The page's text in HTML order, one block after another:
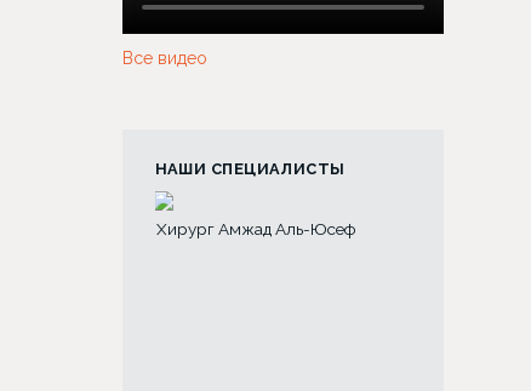
Все видео
НАШИ СПЕЦИАЛИСТЫ
Хирург Амжад Аль-Юсеф